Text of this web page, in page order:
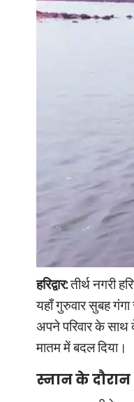
हरिद्वार:तीर्थ नगरी
यहाँ गुरुवार सुबह
अपने परिवार के साथ
मातम में बदल दिया।
स्नान के